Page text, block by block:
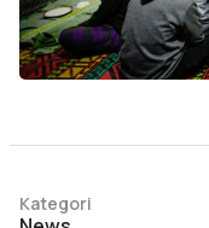
Kategori